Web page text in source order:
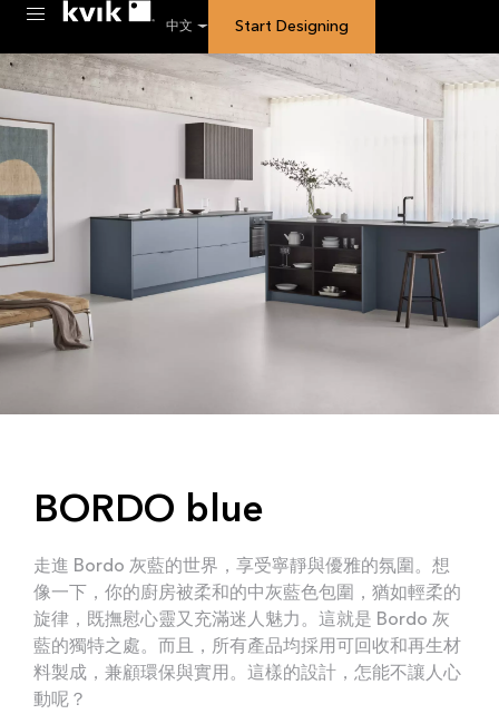
中文 Start Designing
BORDO blue
走進 Bordo 灰藍的世界，享受寧靜與優雅的氛圍。想
像一下，你的廚房被柔和的中灰藍色包圍，猶如輕柔的
旋律，既撫慰心靈又充滿迷人魅力。這就是 Bordo 灰
藍的獨特之處。而且，所有產品均採用可回收和再生材
料製成，兼顧環保與實用。這樣的設計，怎能不讓人心
動呢？